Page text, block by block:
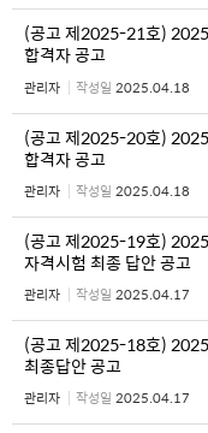
(공고 제2025-21호)
합격자 공고
관리자 작성일 2025.04.18
(공고 제2025-20호)
합격자 공고
관리자 작성일 2025.04.18
(공고 제2025-19호)
자격시험 최종 답안 공고
관리자 작성일 2025.04.17
(공고 제2025-18호)
최종답안 공고
관리자 작성일 2025.04.17